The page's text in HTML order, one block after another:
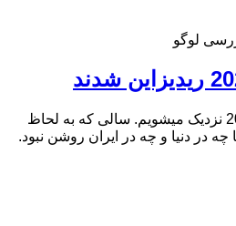
لوگو
کم کم به روزهای پایانی 2022 نزدیک میشویم. سالی که به لحاظ
چه در دنیا و چه در ایران روشن نبود.